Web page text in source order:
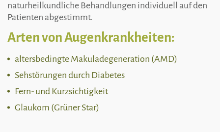
naturheilkundliche Behandlungen individuell auf den
Patienten abgestimmt.
Arten von Augenkrankheiten:
altersbedingte Makuladegeneration (AMD)
Sehstörungen durch Diabetes
Fern- und Kurzsichtigkeit
Glaukom (Grüner Star)